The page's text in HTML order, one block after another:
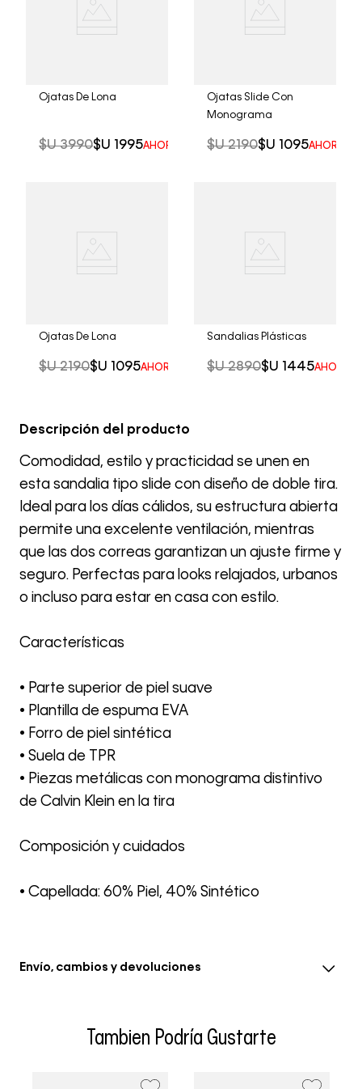
Ojatas De Lona
$U 3990$U 1995AHORRO DEL50%
Ojatas Slide Con
Monograma
$U 2190$U 1095AHORRO
Ojatas De Lona
$U 2190$U 1095AHORRO DEL 50%
Sandalias Plásticas
$U 2890$U 1445AHORRO
Descripción del producto
Comodidad, estilo y practicidad se unen en
esta sandalia tipo slide con diseño de doble tira.
Ideal para los días cálidos, su estructura abierta
permite una excelente ventilación, mientras
que las dos correas garantizan un ajuste firme y
seguro. Perfectas para looks relajados, urbanos
o incluso para estar en casa con estilo.
Características
• Parte superior de piel suave
• Plantilla de espuma EVA
• Forro de piel sintética
• Suela de TPR
• Piezas metálicas con monograma distintivo
de Calvin Klein en la tira
Composición y cuidados
• Capellada: 60% Piel, 40% Sintético
Envío, cambios y devoluciones
confirmación del pedido, el tiempo en eventos
especiales se extiende a 8 días hábiles
la fecha de recepción. Los artículos deben estar sin usar
Tambien Podría Gustarte